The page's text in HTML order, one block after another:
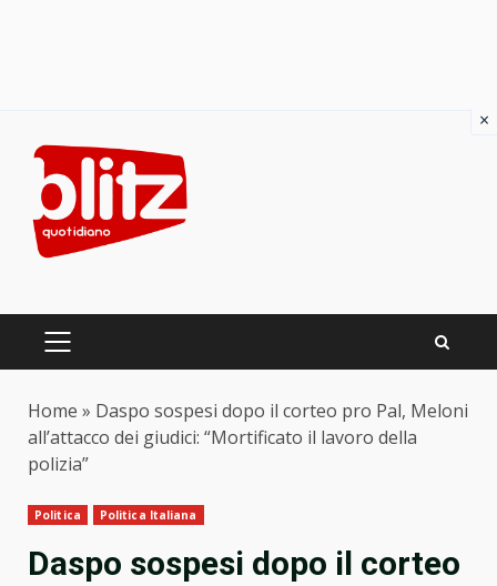
content
PRIMARY
Home » Daspo sospesi dopo il corteo pro Pal, Meloni
all’attacco dei giudici: “Mortificato il lavoro della
polizia”
Politica Politica Italiana
Daspo sospesi dopo il corteo
×